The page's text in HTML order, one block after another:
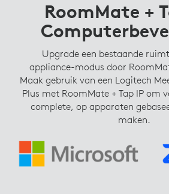
RoomMate +
Upgrade een bestaande
appliance-modus door
Maak gebruik van een Logitech
Plus met RoomMate + Tap IP om
complete, op apparaten
maken.